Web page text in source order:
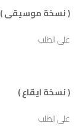
( نسخة موسيقى )
على الطلب
( نسخة ايقاع )
على الطلب